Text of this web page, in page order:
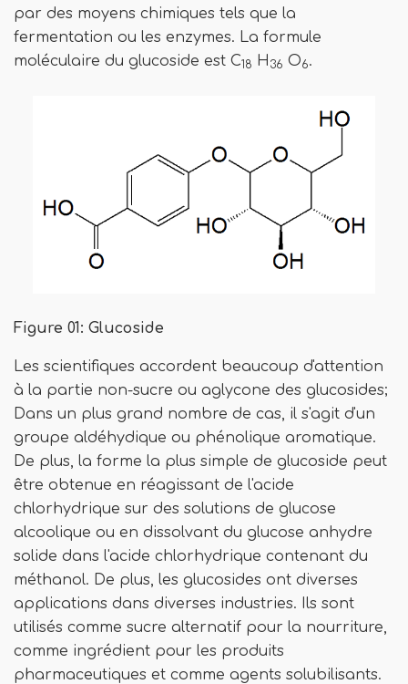
par des moyens chimiques tels que la
fermentation ou les enzymes. La formule
moléculaire du glucoside est C18 H 36 O6.
Figure 01: Glucoside
Les scientifiques accordent beaucoup d'attention
à la partie non-sucre ou aglycone des glucosides;
Dans un plus grand nombre de cas, il s'agit d'un
groupe aldéhydique ou phénolique aromatique.
De plus, la forme la plus simple de glucoside peut
être obtenue en réagissant de l'acide
chlorhydrique sur des solutions de glucose
alcoolique ou en dissolvant du glucose anhydre
solide dans l'acide chlorhydrique contenant du
méthanol. De plus, les glucosides ont diverses
applications dans diverses industries. Ils sont
utilisés comme sucre alternatif pour la nourriture,
comme ingrédient pour les produits
pharmaceutiques et comme agents solubilisants.